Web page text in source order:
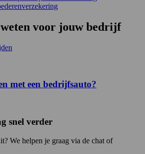
voor jouw bedrijf
met een bedrijfsauto?
snel verder
We helpen je graag via de chat of